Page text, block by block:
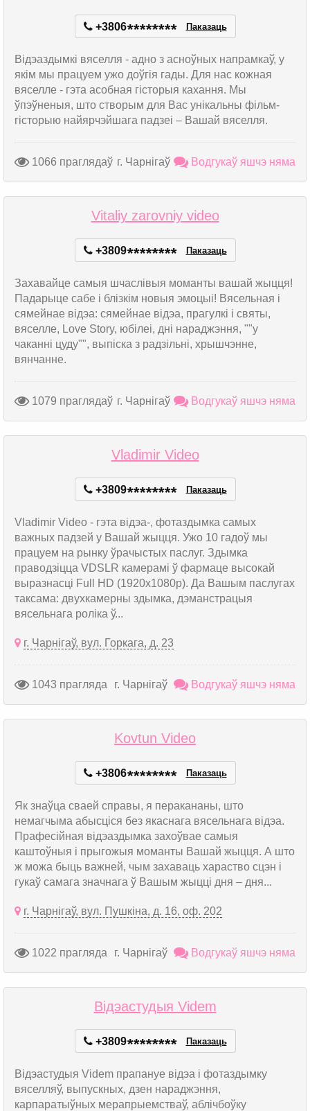
+3806******** Паказаць
Відэаздымкі вяселля - адно з асноўных напрамкаў, у
якім мы працуем ужо доўгія гады. Для нас кожная
вяселле - гэта асобная гісторыя кахання. Мы
ўпэўненыя, што створым для Вас унікальны фільм-
гісторыю найярчэйшага падзеі – Вашай вяселля.
1066 праглядаў г. Чарнігаў Водгукаў яшчэ няма
Vitaliy zarovniy video
+3809******** Паказаць
Захавайце самыя шчаслівыя моманты вашай жыцця!
Падарыце сабе і блізкім новыя эмоцыі! Вясельная і
сямейнае відэа: сямейнае відэа, прагулкі і святы,
вяселле, Love Story, юбілеі, дні нараджэння, ""у
чаканні цуду"", выпіска з радзільні, хрышчэнне,
вянчанне.
1079 праглядаў г. Чарнігаў Водгукаў яшчэ няма
Vladimir Video
+3809******** Паказаць
Vladimir Video - гэта відэа-, фотаздымка самых
важных падзей у Вашай жыцця. Ужо 10 гадоў мы
працуем на рынку ўрачыстых паслуг. Здымка
праводзіцца VDSLR камерамі ў фармаце высокай
выразнасці Full HD (1920x1080p). Да Вашым паслугах
таксама: двухкамерны здымка, дэманстрацыя
вясельнага роліка ў...
г. Чарнігаў, вул. Горкага, д. 23
1043 прагляда г. Чарнігаў Водгукаў яшчэ няма
Kovtun Video
+3806******** Паказаць
Як знаўца сваей справы, я перакананы, што
немагчыма абысціся без якаснага вясельнага відэа.
Прафесійная відэаздымка захоўвае самыя
каштоўныя і прыгожыя моманты Вашай жыцця. А што
ж можа быць важней, чым захаваць хараство сцэн і
гукаў самага значнага ў Вашым жыцці дня – дня...
г. Чарнігаў, вул. Пушкіна, д. 16, оф. 202
1022 прагляда г. Чарнігаў Водгукаў яшчэ няма
Відэастудыя Videm
+3809******** Паказаць
Відэастудыя Videm прапануе відэа і фотаздымку
вяселляў, выпускных, дзен нараджэння,
карпаратыўных мерапрыемстваў, аблічбоўку